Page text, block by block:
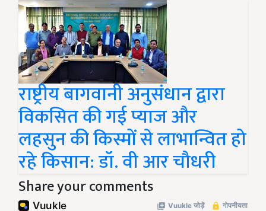
राष्ट्रीय बागवानी अनुसंधान द्वारा
विकसित की गई प्याज और
लहसुन की किस्मों से लाभान्वित हो
रहे किसान: डॉ. वी आर चौधरी
Share your comments